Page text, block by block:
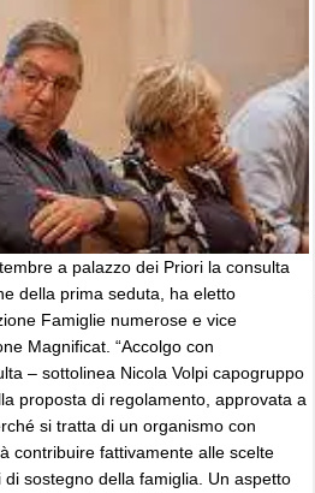
a palazzo dei Priori la consulta
della prima seduta, ha eletto
Famiglie numerose e vice
Magnificat. “Accolgo con
– sottolinea Nicola Volpi capogruppo
proposta di regolamento, approvata a
si tratta di un organismo con
contribuire fattivamente alle scelte
sostegno della famiglia. Un aspetto